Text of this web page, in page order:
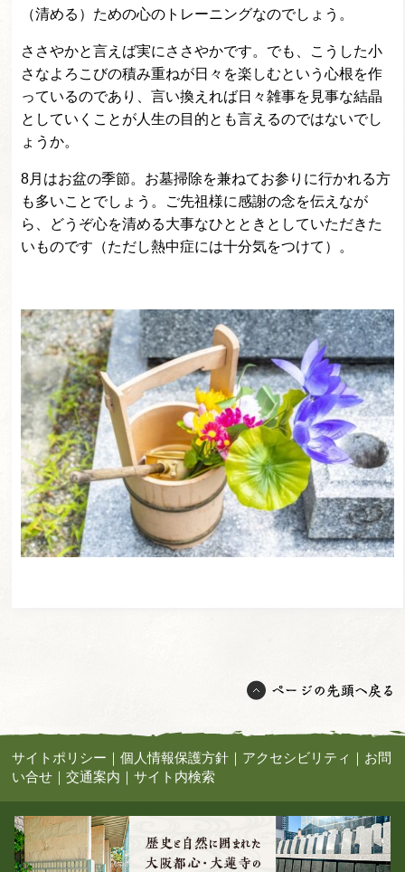
（清める）ための心のトレーニングなのでしょう。
ささやかと言えば実にささやかです。でも、こうした小
さなよろこびの積み重ねが日々を楽しむという心根を作
っているのであり、言い換えれば日々雑事を見事な結晶
としていくことが人生の目的とも言えるのではないでし
ょうか。
8月はお盆の季節。お墓掃除を兼ねてお参りに行かれる方
も多いことでしょう。ご先祖様に感謝の念を伝えなが
ら、どうぞ心を清める大事なひとときとしていただきた
いものです（ただし熱中症には十分気をつけて）。
サイトポリシー ｜個人情報保護方針 ｜ アクセシビリティ ｜ お問
い合せ ｜交通案内 ｜サイト内検索